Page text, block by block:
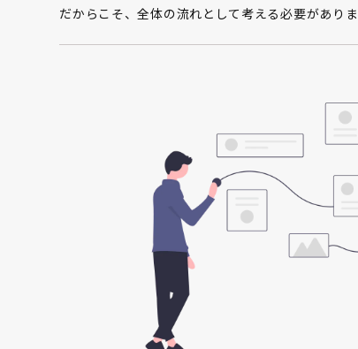
だからこそ、全体の流れとして考える必要がありま